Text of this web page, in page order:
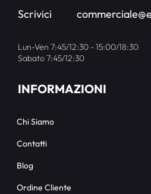
Scrivici
Lun-Ven 7:45/12:30 - 15:00/18:30
Sabato 7:45/12:30
INFORMAZIONI
Chi Siamo
Contatti
Blog
Ordine Cliente